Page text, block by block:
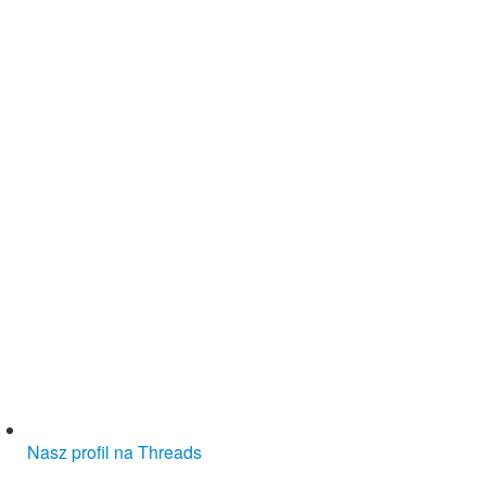
Nasz profil na Threads